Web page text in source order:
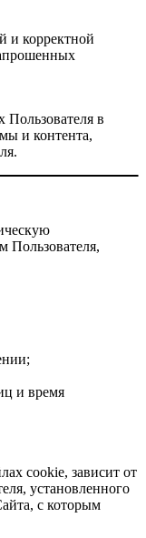
и корректной
в
и контента,
Пользователя,
и время
cookie, зависит от
установленного
с которым